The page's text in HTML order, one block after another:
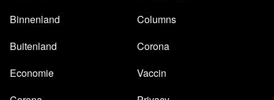
Binnenland
Buitenland
Economie
Columns
Corona
Vaccin